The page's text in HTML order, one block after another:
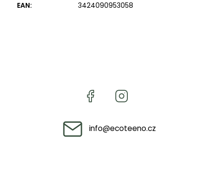
EAN: 3424090953058
info@ecoteeno.cz